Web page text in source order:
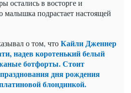
остались в восторге и
малышка подрастает настоящей
о том, чтоКайли Дженнер
надев коротенький белый
ботфорты. Стоит
дня рождения
блондинкой.